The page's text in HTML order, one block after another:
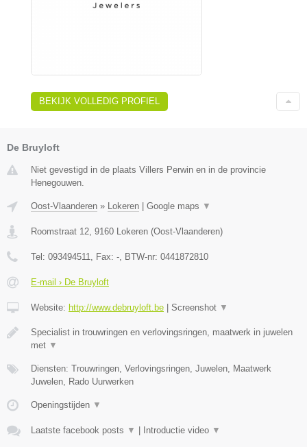
BEKIJK VOLLEDIG PROFIEL
De Bruyloft
Niet gevestigd in de plaats Villers Perwin en in de provincie
Henegouwen.
Oost-Vlaanderen » Lokeren Google maps ▼
Roomstraat 12, 9160 Lokeren (Oost-Vlaanderen)
Tel: 093494511, Fax: -, BTW-nr: 0441872810
E-mail › De Bruyloft
Website: http://www.debruyloft.be Screenshot ▼
Specialist in trouwringen en verlovingsringen, maatwerk in juwelen
met ▼
Diensten: Trouwringen, Verlovingsringen, Juwelen, Maatwerk
Juwelen, Rado Uurwerken
Openingstijden ▼
Laatste facebook posts ▼ Introductie video ▼